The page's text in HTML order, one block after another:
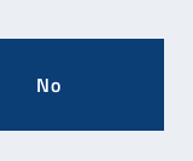
No